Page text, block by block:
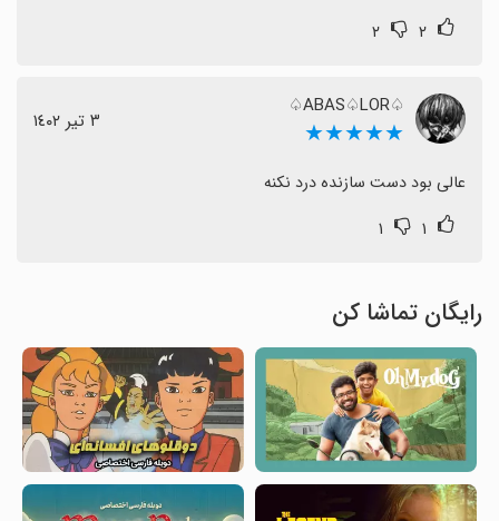
۲ ۲
♤ABAS♤LOR♤
★★★★★ ٣ تیر ١٤٠٢
عالی بود دست سازنده درد نکنه
۱ ۱
رایگان تماشا کن